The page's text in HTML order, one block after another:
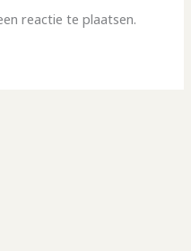
reactie te plaatsen.